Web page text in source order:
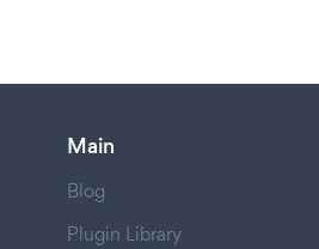
Main
Blog
Plugin Library